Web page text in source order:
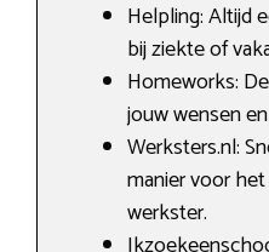
Helpling: Altijd
bij ziekte of
Homeworks:
jouw wensen
Werksters.nl:
manier voor
werkster.